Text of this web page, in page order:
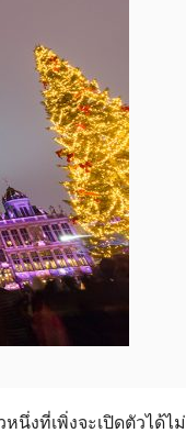
นึ่งที่เพิ่งจะเปิดตัวได้ไม่